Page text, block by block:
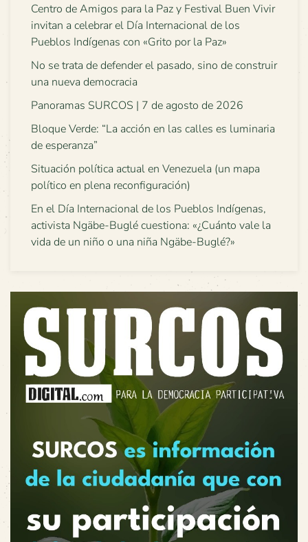
Centro de Amigos para la Paz y Festival Buen Vivir
invitan a celebrar el Día Internacional de los
Pueblos Indígenas con «Grito por la Paz»
No se trata de defender el pasado, sino de construir
una nueva democracia
Panoramas SURCOS | 7 de agosto de 2026
Bloque Verde: “La acción en las calles es luminaria
de esperanza”
Situación política actual en Venezuela (un mapa
político en plena reconfiguración)
En el Día Internacional de los Pueblos Indígenas,
activista Ngäbe-Buglé cuestiona: «¿Cuánto vale la
vida de un niño o una niña Ngäbe-Buglé?»